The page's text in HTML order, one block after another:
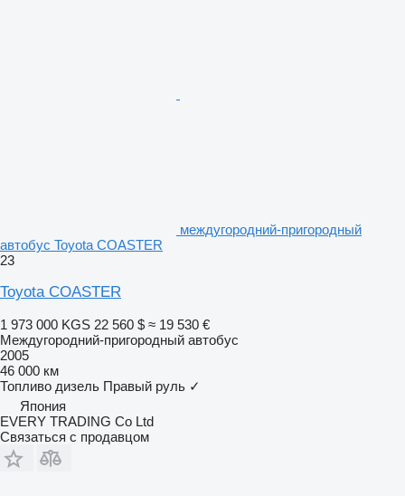
междугородний-пригородный
автобус Toyota COASTER
23
Toyota COASTER
1 973 000 KGS 22 560 $ ≈ 19 530 €
Междугородний-пригородный автобус
2005
46 000 км
Топливо дизель Правый руль ✓
Япония
EVERY TRADING Co Ltd
Связаться с продавцом